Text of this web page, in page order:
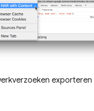
exporteren